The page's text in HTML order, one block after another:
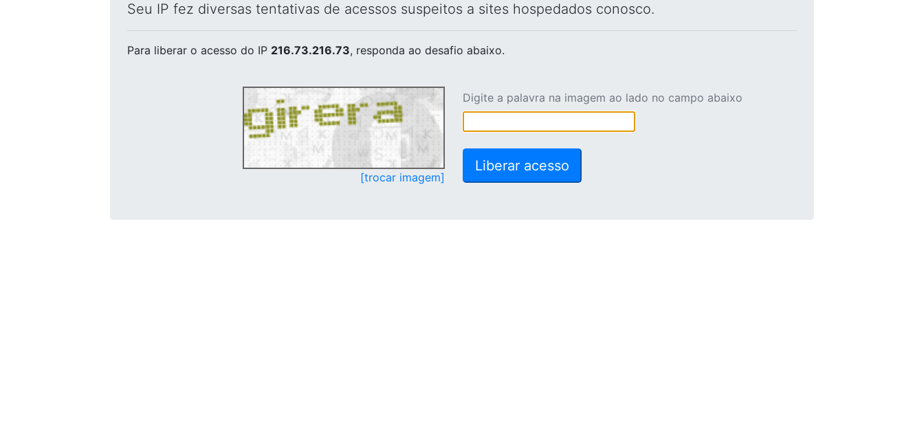
Seu IP fez diversas tentativas de acessos suspeitos a sites hospedados conosco.
Para liberar o acesso do IP 216.73.216.73, responda ao desafio abaixo.
[trocar imagem]
Digite a palavra na imagem ao lado no campo abaixo